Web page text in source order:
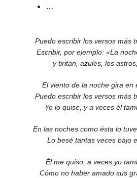
…
Puedo escribir los versos más
Escribir, por ejemplo: «La
y tiritan, azules, los
El viento de la noche gira en
Puedo escribir los versos más
Yo lo quise, y a veces él
En las noches como ésta lo
Lo besé tantas veces bajo
Él me quiso, a veces yo
Cómo no haber amado sus